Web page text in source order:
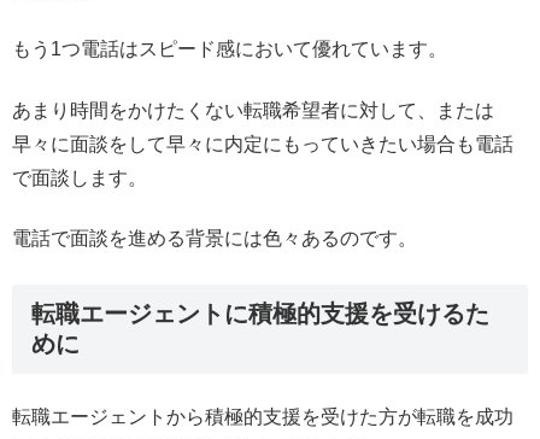
もう1つ電話はスピード感において優れています。
あまり時間をかけたくない転職希望者に対して、または
早々に面談をして早々に内定にもっていきたい場合も電話
で面談します。
電話で面談を進める背景には色々あるのです。
転職エージェントに積極的支援を受けるた
めに
転職エージェントから積極的支援を受けた方が転職を成功